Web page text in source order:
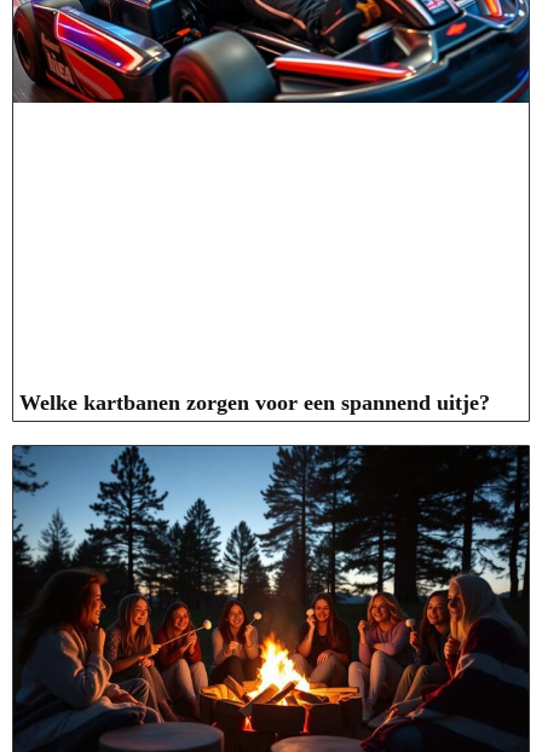
Welke kartbanen zorgen voor een spannend uitje?